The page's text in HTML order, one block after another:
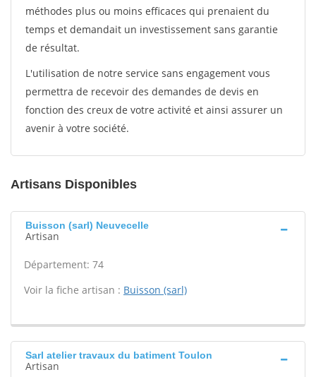
méthodes plus ou moins efficaces qui prenaient du
temps et demandait un investissement sans garantie
de résultat.
L'utilisation de notre service sans engagement vous
permettra de recevoir des demandes de devis en
fonction des creux de votre activité et ainsi assurer un
avenir à votre société.
Artisans Disponibles
Buisson (sarl) Neuvecelle
Artisan
Département: 74
Voir la fiche artisan : Buisson (sarl)
Sarl atelier travaux du batiment Toulon
Artisan